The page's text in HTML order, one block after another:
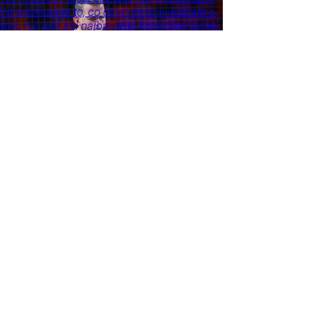
to, co ostatnio powiedziała o
nie jest ani najbardziej kontrowersyjne,